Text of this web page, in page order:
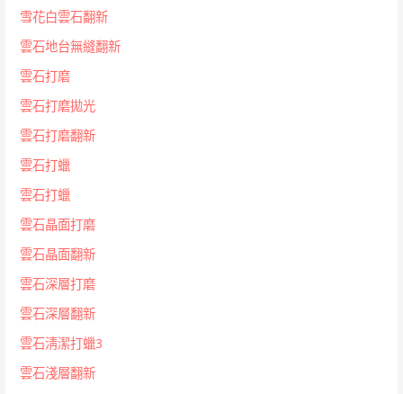
雪花白雲石翻新
雲石地台無縫翻新
雲石打磨
雲石打磨拋光
雲石打磨翻新
雲石打蠟
雲石打蠟
雲石晶面打磨
雲石晶面翻新
雲石深層打磨
雲石深層翻新
雲石淸潔打蠟3
雲石淺層翻新